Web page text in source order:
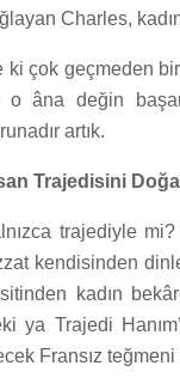
Charles,
ki çok geçmeden
o âna değin
artık.
Trajedisini
trajediyle
kendisinden
kadın
ya Trajedi
Fransız teğmeni